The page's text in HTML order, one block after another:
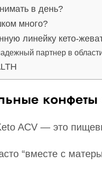
в день?
много?
линейку кето-
партнер в
ACV — это
“вместе с